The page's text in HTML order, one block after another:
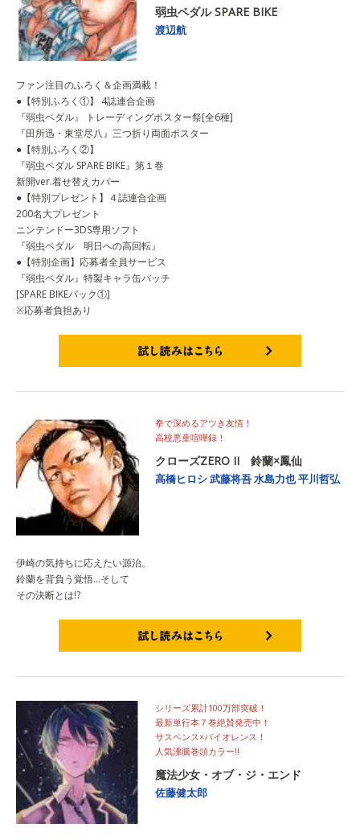
弱虫ペダル SPARE BIKE
渡辺航
ファン注目のふろく＆企画満載！
●【特別ふろく①】 4誌連合企画
『弱虫ペダル』 トレーディングポスター祭[全6種]
『田所迅・東堂尽八』三つ折り両面ポスター
●【特別ふろく②】
『弱虫ペダル SPARE BIKE』第１巻
新開ver.着せ替えカバー
●【特別プレゼント】４誌連合企画
200名大プレゼント
ニンテンドー3DS専用ソフト
『弱虫ペダル 明日への高回転』
●【特別企画】応募者全員サービス
『弱虫ペダル』特製キャラ缶バッチ
[SPARE BIKEパック①]
※応募者負担あり
拳で深めるアツき友情！
高校悪童喧嘩録！
クローズZERO II 鈴蘭×鳳仙
高橋ヒロシ武藤将吾水島力也平川哲弘
伊崎の気持ちに応えたい源治。
鈴蘭を背負う覚悟…そして
その決断とは!?
シリーズ累計100万部突破！
最新単行本７巻絶賛発売中！
サスペンス×バイオレンス！
人気沸騰巻頭カラー!!
魔法少女・オブ・ジ・エンド
佐藤健太郎